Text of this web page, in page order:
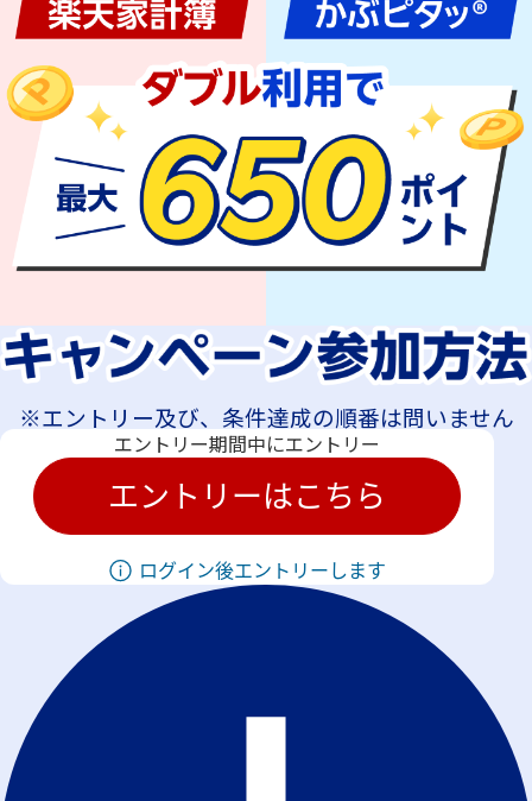
※エントリー及び、条件達成の順番は問いません
エントリー期間中にエントリー
エントリーはこちら
ログイン後エントリーします